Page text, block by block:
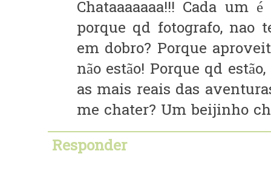
Chataaaaaaa!!! Cada um
porque qd fotografo, nao
em dobro? Porque
não estão! Porque qd
as mais reais das
me chater? Um beijinho
Responder